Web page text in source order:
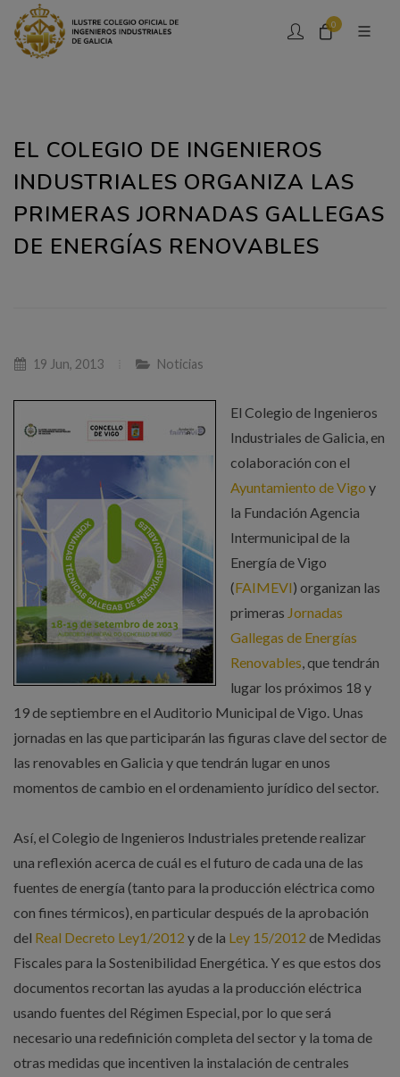
0
EL COLEGIO DE INGENIEROS
INDUSTRIALES ORGANIZA LAS
PRIMERAS JORNADAS GALLEGAS
DE ENERGÍAS RENOVABLES
19 Jun, 2013 Noticias
El Colegio de Ingenieros
Industriales de Galicia, en
colaboración con el
Ayuntamiento de Vigo y
la Fundación Agencia
Intermunicipal de la
Energía de Vigo
(FAIMEVI) organizan las
primeras Jornadas
Gallegas de Energías
Renovables, que tendrán
lugar los próximos 18 y
19 de septiembre en el Auditorio Municipal de Vigo. Unas
jornadas en las que participarán las figuras clave del sector de
las renovables en Galicia y que tendrán lugar en unos
momentos de cambio en el ordenamiento jurídico del sector.
Así, el Colegio de Ingenieros Industriales pretende realizar
una reflexión acerca de cuál es el futuro de cada una de las
fuentes de energía (tanto para la producción eléctrica como
con fines térmicos), en particular después de la aprobación
del Real Decreto Ley1/2012 y de la Ley 15/2012 de Medidas
Fiscales para la Sostenibilidad Energética. Y es que estos dos
documentos recortan las ayudas a la producción eléctrica
usando fuentes del Régimen Especial, por lo que será
necesario una redefinición completa del sector y la toma de
otras medidas que incentiven la instalación de centrales